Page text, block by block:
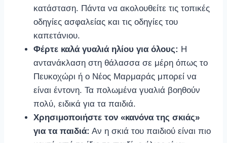
κατάσταση. Πάντα να ακολουθείτε τις τοπικές
οδηγίες ασφαλείας και τις οδηγίες του
καπετάνιου.
Φέρτε καλά γυαλιά ηλίου για όλους: Η
αντανάκλαση στη θάλασσα σε μέρη όπως το
Πευκοχώρι ή ο Νέος Μαρμαράς μπορεί να
είναι έντονη. Τα πολωμένα γυαλιά βοηθούν
πολύ, ειδικά για τα παιδιά.
Χρησιμοποιήστε τον «κανόνα της σκιάς»
για τα παιδιά: Αν η σκιά του παιδιού είναι πιο